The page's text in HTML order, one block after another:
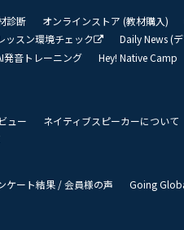
診断 オンラインストア (教材購入)
ッスン環境チェック Daily News (
発音トレーニング Hey! Native Camp
ュー ネイティブスピーカーについて
ケート結果 / 会員様の声 Going